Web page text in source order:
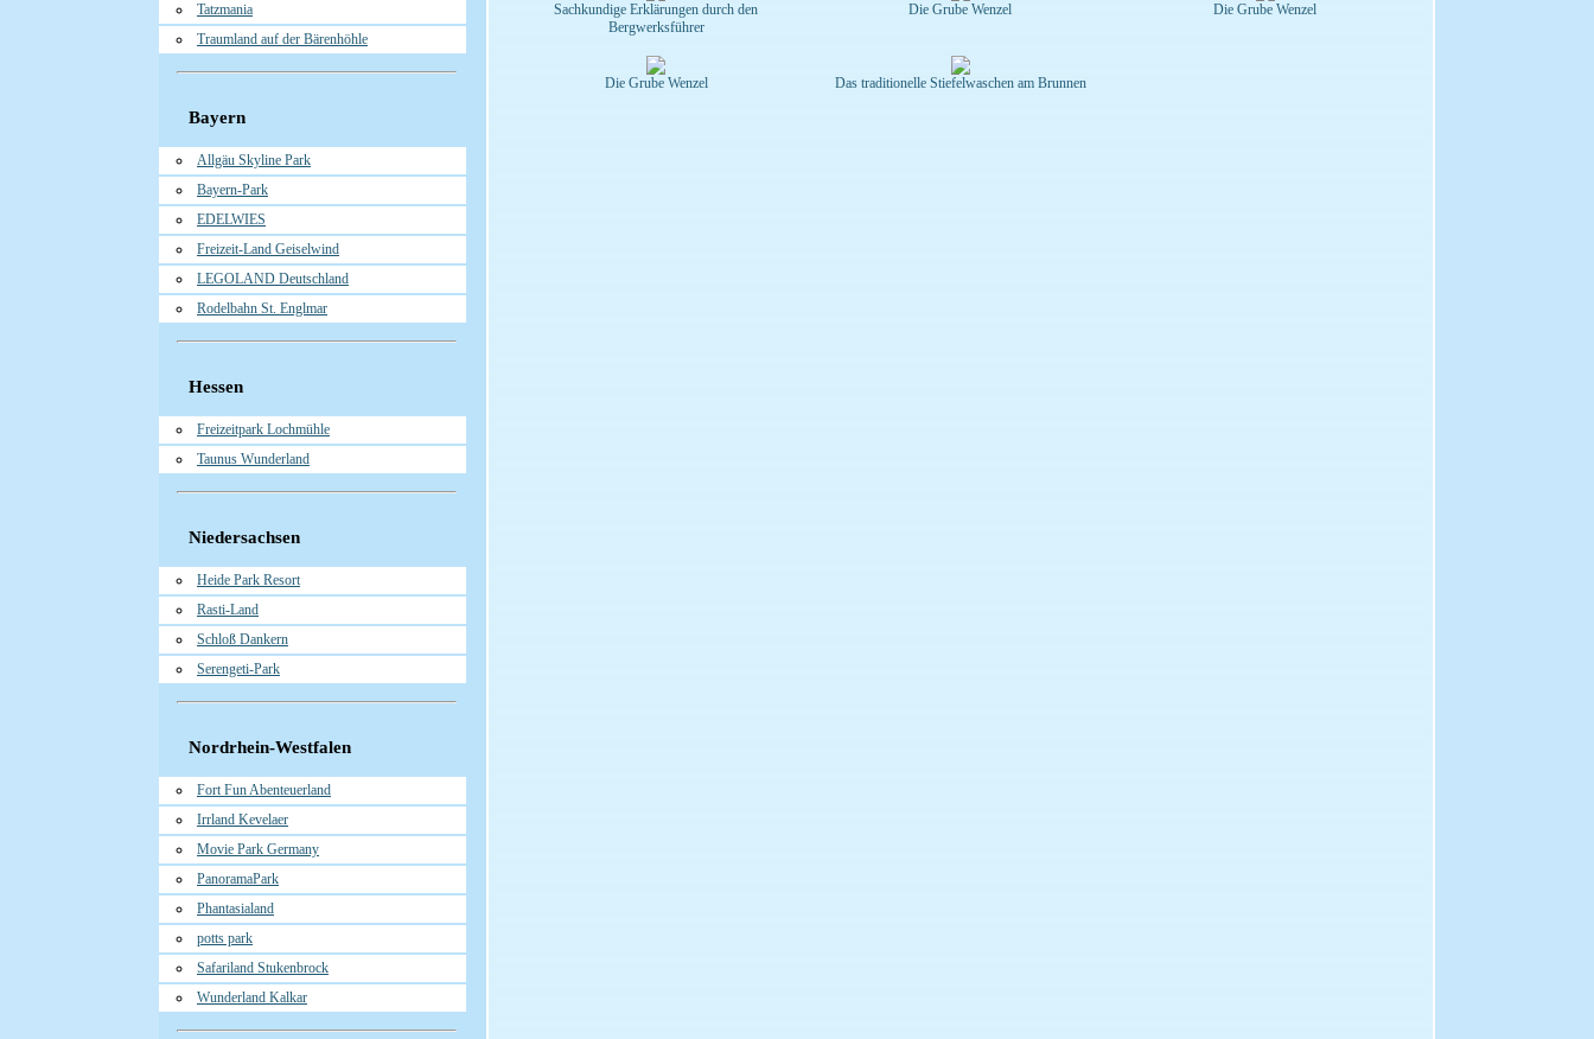
Tatzmania
Traumland auf der Bärenhöhle
Bayern
Allgäu Skyline Park
Bayern-Park
EDELWIES
Freizeit-Land Geiselwind
LEGOLAND Deutschland
Rodelbahn St. Englmar
Hessen
Freizeitpark Lochmühle
Taunus Wunderland
Niedersachsen
Heide Park Resort
Rasti-Land
Schloß Dankern
Serengeti-Park
Nordrhein-Westfalen
Fort Fun Abenteuerland
Irrland Kevelaer
Movie Park Germany
PanoramaPark
Phantasialand
potts park
Safariland Stukenbrock
Wunderland Kalkar
Sachkundige Erklärungen durch den
Bergwerksführer
Die Grube Wenzel Die Grube Wenzel
Die Grube Wenzel Das traditionelle Stiefelwaschen am Brunnen